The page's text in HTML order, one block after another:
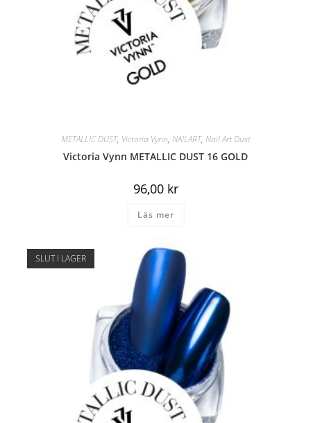
METALLIC DUST, Victoria Vynn, NAILART, Nail Art Dust
Victoria Vynn METALLIC DUST 16 GOLD
96,00 kr
Läs mer
SLUT I LAGER